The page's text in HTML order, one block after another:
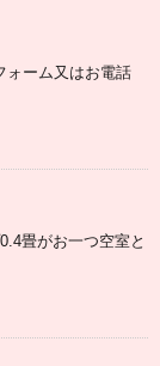
ォーム又はお電話
畳がお一つ空室と